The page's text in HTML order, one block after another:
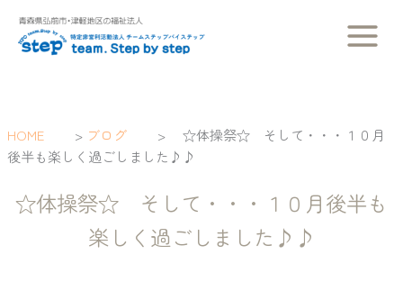
プHOME > ブログ >
☆体操祭☆ そして・・・１０月
後半も楽しく過ごしました♪♪
☆体操祭☆ そして・・・１０月後半も
楽しく過ごしました♪♪